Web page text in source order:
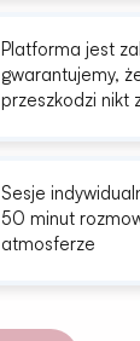
Platforma jest
gwarantujemy,
przeszkodzi nikt
Sesje
50 minut
atmosferze